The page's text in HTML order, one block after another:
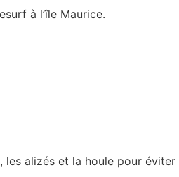
à l’île Maurice.
alizés et la houle pour éviter